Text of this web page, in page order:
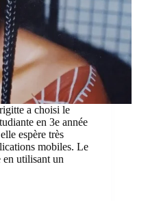
a choisi le
en 3e année
espère très
mobiles. Le
en utilisant un